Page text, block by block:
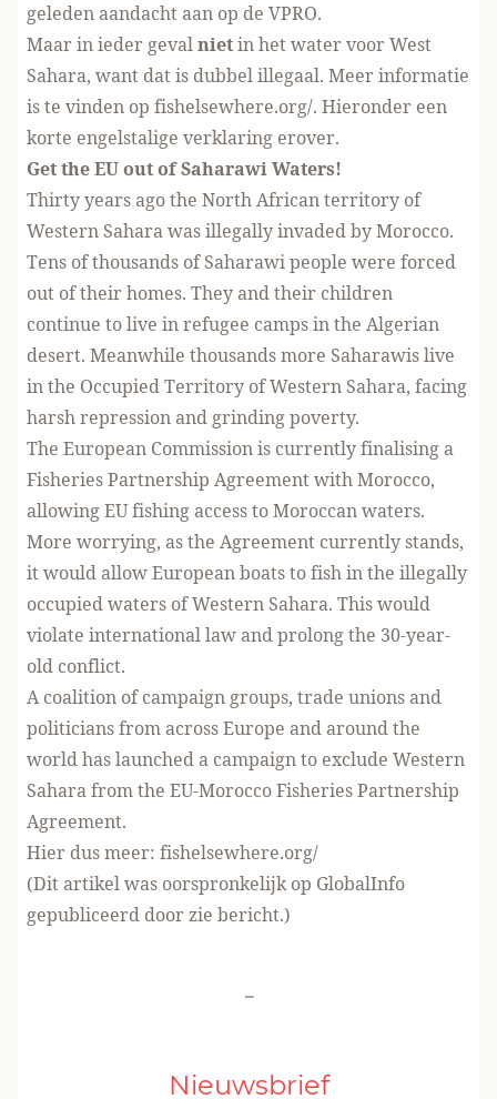
geleden aandacht aan op de VPRO.
Maar in ieder gevalnietin het water voor West
Sahara, want dat is dubbel illegaal. Meer informatie
is te vinden op fishelsewhere.org/. Hieronder een
korte engelstalige verklaring erover.
Get the EU out of Saharawi Waters!
Thirty years ago the North African territory of
Western Sahara was illegally invaded by Morocco.
Tens of thousands of Saharawi people were forced
out of their homes. They and their children
continue to live in refugee camps in the Algerian
desert. Meanwhile thousands more Saharawis live
in the Occupied Territory of Western Sahara, facing
harsh repression and grinding poverty.
The European Commission is currently finalising a
Fisheries Partnership Agreement with Morocco,
allowing EU fishing access to Moroccan waters.
More worrying, as the Agreement currently stands,
it would allow European boats to fish in the illegally
occupied waters of Western Sahara. This would
violate international law and prolong the 30-year-
old conflict.
A coalition of campaign groups, trade unions and
politicians from across Europe and around the
world has launched a campaign to exclude Western
Sahara from the EU-Morocco Fisheries Partnership
Agreement.
Hier dus meer: fishelsewhere.org/
(Dit artikel was oorspronkelijk op GlobalInfo
gepubliceerd door zie bericht.)
-
Nieuwsbrief